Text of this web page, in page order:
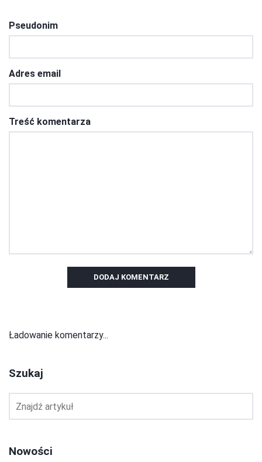
Pseudonim
Adres email
Treść komentarza
DODAJ KOMENTARZ
Ładowanie komentarzy...
Szukaj
Nowości